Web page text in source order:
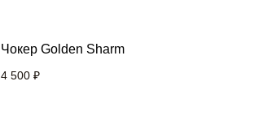
Чокер Golden Sharm
4 500 ₽